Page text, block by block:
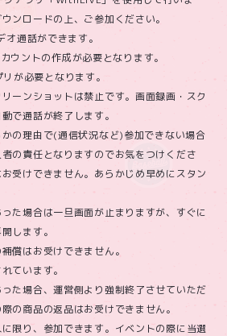
ンロードの上、ご参加ください。
通話ができます。
ントの作成が必要となります。
が必要となります。
ーンショットは禁止です。画面録画・スク
で通話が終了します。
の理由で(通信状況など)参加できない場合
の責任となりますのでお気をつけくださ
受けできません。あらかじめ早めにスタン
た場合は一旦画面が止まりますが、すぐに
します。
償はお受けできません。
ています。
た場合、運営側より強制終了させていただ
の商品の返品はお受けできません。
限り、参加できます。イベントの際に当選